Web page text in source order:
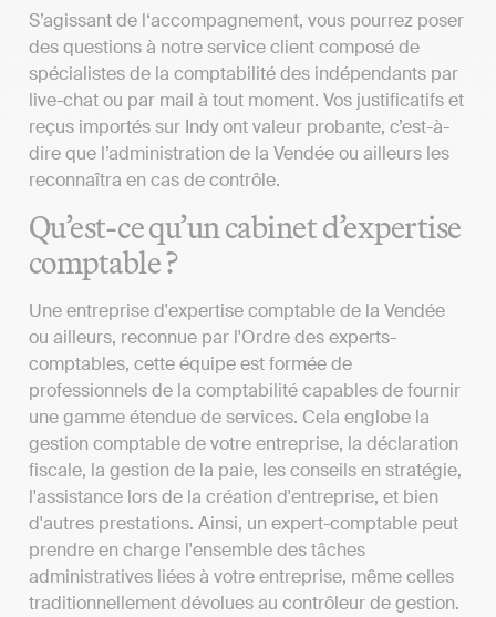
S’agissant de l‘accompagnement, vous pourrez poser
des questions à notre service client composé de
spécialistes de la comptabilité des indépendants par
live-chat ou par mail à tout moment. Vos justificatifs et
reçus importés sur Indy ont valeur probante, c’est-à-
dire que l’administration de la Vendée ou ailleurs les
reconnaîtra en cas de contrôle.
Qu’est-ce qu’un cabinet d’expertise
comptable ?
Une entreprise d'expertise comptable de la Vendée
ou ailleurs, reconnue par l'Ordre des experts-
comptables, cette équipe est formée de
professionnels de la comptabilité capables de fournir
une gamme étendue de services. Cela englobe la
gestion comptable de votre entreprise, la déclaration
fiscale, la gestion de la paie, les conseils en stratégie,
l'assistance lors de la création d'entreprise, et bien
d'autres prestations. Ainsi, un expert-comptable peut
prendre en charge l'ensemble des tâches
administratives liées à votre entreprise, même celles
traditionnellement dévolues au contrôleur de gestion.